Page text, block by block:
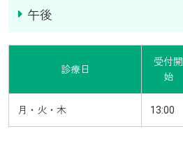
午後
診療日
受付開
始
月・火・木 13:00